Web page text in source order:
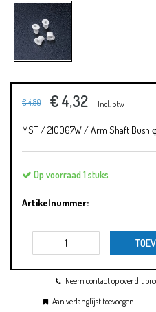
€ 4,80 € 4,32 Incl. btw
MST / 210067W / Arm Shaft Bush
Op voorraad 1 stuks
Artikelnummer:
Neem contact op over dit
Aan verlanglijst toevoegen